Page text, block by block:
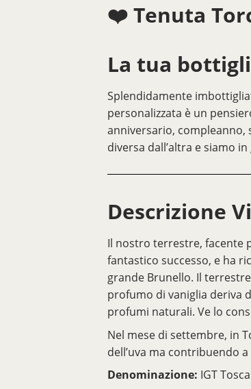
❤️ Tenuta
La tua
Splendidamente
personalizzata è un
anniversario, compleanno,
diversa dall’altra e siamo
Descrizione
Il nostro terrestre, facente
fantastico successo, e ha
grande Brunello. Il
profumo di vaniglia deriva
profumi naturali. Ve lo
Nel mese di settembre, in
dell’uva ma contribuendo
Denominazione: IGT